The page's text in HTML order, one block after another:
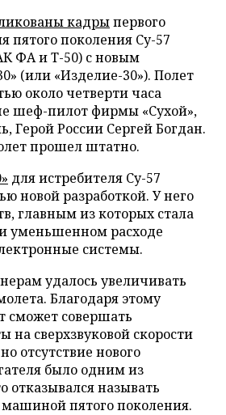
кадрыпервого
пятого поколения Су-57
ФА и Т-50) с новым
(или «Изделие-30»). Полет
около четверти часа
шеф-пилот фирмы «Сухой»,
Герой России Сергей Богдан.
прошел штатно.
для истребителя Су-57
новой разработкой. У него
главным из которых стала
уменьшенном расходе
системы.
удалось увеличивать
Благодаря этому
сможет совершать
на сверхзвуковой скорости
отсутствие нового
было одним из
отказывался называть
машиной пятого поколения.